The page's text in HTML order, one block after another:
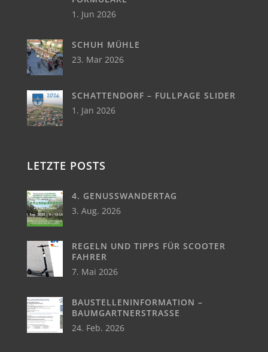
1. Jun 2026
SCHUH MÜHLE
23. Mar 2026
SCHATTENDORF – FULLPAGE SLIDER
1. Jan 2026
LETZTE POSTS
4. GENUSSWANDERTAG
3. Aug. 2026
REGELN UND TIPPS FÜR SCOOTER
FAHRER
7. Mai 2026
BAUSTELLENINFORMATION –
BAUMGARTNERSTRASSE
24. Feb. 2026